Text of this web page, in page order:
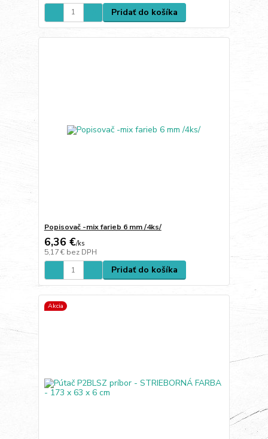
Pridať do košíka
Popisovač -mix farieb 6 mm /4ks/
6,36 €/ks
5,17 € bez DPH
Pridať do košíka
Akcia